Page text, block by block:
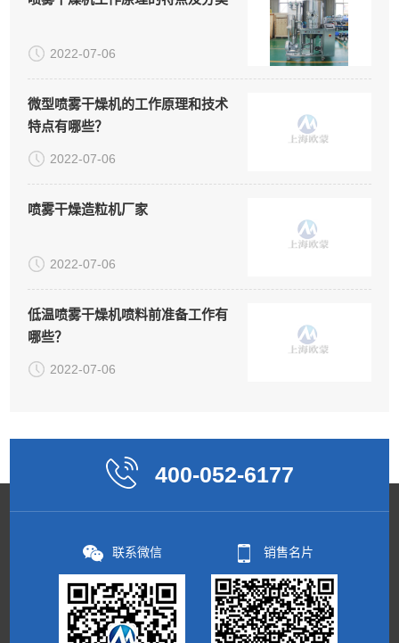
2022-07-06
微型喷雾干燥机的工作原理和技术
特点有哪些？
2022-07-06
喷雾干燥造粒机厂家
2022-07-06
低温喷雾干燥机喷料前准备工作有
哪些？
2022-07-06
400-052-6177
联系微信 销售名片